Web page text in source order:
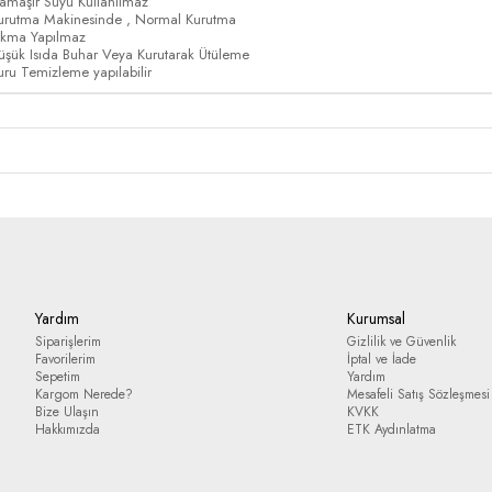
Makinesinde , Normal Kurutma
Yapılmaz
Isıda Buhar Veya Kurutarak Ütüleme
Temizleme yapılabilir
Yardım
Siparişlerim
Favorilerim
Sepetim
Kargom Nerede?
Bize Ulaşın
Hakkımızda
Kurumsal
Gizlilik ve Güvenlik
İptal ve İade
Yardım
Mesafeli Satış Sözleşmesi
KVKK
ETK Aydınlatma